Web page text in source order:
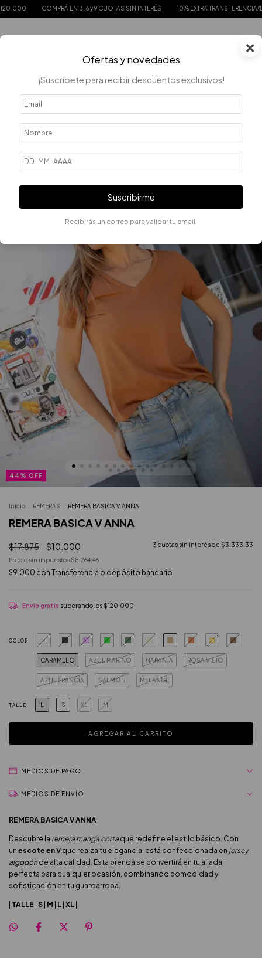
COMPRÁ EN 3, 6 y 9 CUOTAS SIN INTERÉS 10% EXTRA TRANSFERENCIA/EFECTIVO
44 % OFF
Inicio REMERAS REMERA BASICA V ANNA
REMERA BASICA V ANNA
$17.875 $10.000 3 cuotas sin interés de $3.333,33
Precio sin impuestos $8.264,46
$9.000 con Transferencia o depósito bancario
Envío gratis superando los $120.000
COLOR
CARAMELO AZUL MARINO NARANJA ROSA VIEJO
AZUL FRANCIA SALMON MELANGE
TALLE L S XL M
MEDIOS DE PAGO
MEDIOS DE ENVÍO
REMERA BASICA V ANNA
Descubre la remera manga corta que redefine el estilo básico. Con
un escote en V que realza tu elegancia, está confeccionada en jersey
algodónde alta calidad. Esta prenda se convertirá en tu aliada
perfecta para cualquier ocasión, combinando comodidad y
sofisticación en tu guardarropa.
TALLE S M L XL
×
Ofertas y novedades
¡Suscríbete para recibir descuentos exclusivos!
Suscribirme
Recibirás un correo para validar tu email.